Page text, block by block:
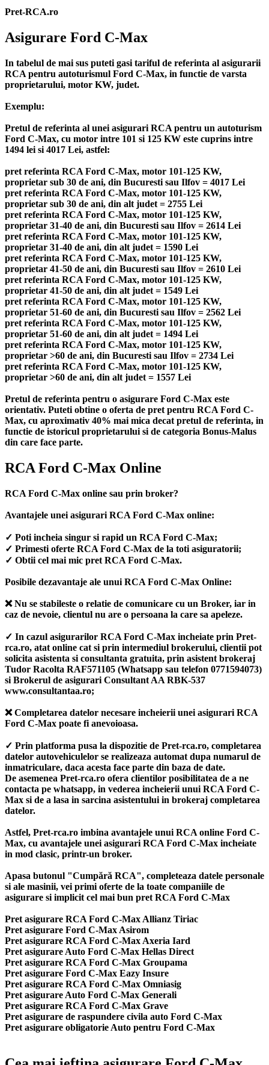
Pret-RCA.ro
Asigurare Ford C-Max
In tabelul de mai sus puteti gasi tariful de referinta al asigurarii
RCA pentru autoturismul Ford C-Max, in functie de varsta
proprietarului, motor KW, judet.
Exemplu:
Pretul de referinta al unei asigurari RCA pentru un autoturism
Ford C-Max, cu motor intre 101 si 125 KW este cuprins intre
1494 lei si 4017 Lei, astfel:
pret referinta RCA Ford C-Max, motor 101-125 KW,
proprietar sub 30 de ani, din Bucuresti sau Ilfov = 4017 Lei
pret referinta RCA Ford C-Max, motor 101-125 KW,
proprietar sub 30 de ani, din alt judet = 2755 Lei
pret referinta RCA Ford C-Max, motor 101-125 KW,
proprietar 31-40 de ani, din Bucuresti sau Ilfov = 2614 Lei
pret referinta RCA Ford C-Max, motor 101-125 KW,
proprietar 31-40 de ani, din alt judet = 1590 Lei
pret referinta RCA Ford C-Max, motor 101-125 KW,
proprietar 41-50 de ani, din Bucuresti sau Ilfov = 2610 Lei
pret referinta RCA Ford C-Max, motor 101-125 KW,
proprietar 41-50 de ani, din alt judet = 1549 Lei
pret referinta RCA Ford C-Max, motor 101-125 KW,
proprietar 51-60 de ani, din Bucuresti sau Ilfov = 2562 Lei
pret referinta RCA Ford C-Max, motor 101-125 KW,
proprietar 51-60 de ani, din alt judet = 1494 Lei
pret referinta RCA Ford C-Max, motor 101-125 KW,
proprietar >60 de ani, din Bucuresti sau Ilfov = 2734 Lei
pret referinta RCA Ford C-Max, motor 101-125 KW,
proprietar >60 de ani, din alt judet = 1557 Lei
Pretul de referinta pentru o asigurare Ford C-Max este
orientativ. Puteti obtine o oferta de pret pentru RCA Ford C-
Max, cu aproximativ 40% mai mica decat pretul de referinta, in
functie de istoricul proprietarului si de categoria Bonus-Malus
din care face parte.
RCA Ford C-Max Online
RCA Ford C-Max online sau prin broker?
Avantajele unei asigurari RCA Ford C-Max online:
✓ Poti incheia singur si rapid un RCA Ford C-Max;
✓ Primesti oferte RCA Ford C-Max de la toti asiguratorii;
✓ Obtii cel mai mic pret RCA Ford C-Max.
Posibile dezavantaje ale unui RCA Ford C-Max Online:
❌ Nu se stabileste o relatie de comunicare cu un Broker, iar in
caz de nevoie, clientul nu are o persoana la care sa apeleze.
✓ In cazul asigurarilor RCA Ford C-Max incheiate prin Pret-
rca.ro, atat online cat si prin intermediul brokerului, clientii pot
solicita asistenta si consultanta gratuita, prin asistent brokeraj
Tudor Racolta RAF571105 (Whatsapp sau telefon 0771594073)
si Brokerul de asigurari Consultant AA RBK-537
www.consultantaa.ro;
❌ Completarea datelor necesare incheierii unei asigurari RCA
Ford C-Max poate fi anevoioasa.
✓ Prin platforma pusa la dispozitie de Pret-rca.ro, completarea
datelor autovehiculelor se realizeaza automat dupa numarul de
inmatriculare, daca acesta face parte din baza de date.
De asemenea Pret-rca.ro ofera clientilor posibilitatea de a ne
contacta pe whatsapp, in vederea incheierii unui RCA Ford C-
Max si de a lasa in sarcina asistentului in brokeraj completarea
datelor.
Astfel, Pret-rca.ro imbina avantajele unui RCA online Ford C-
Max, cu avantajele unei asigurari RCA Ford C-Max incheiate
in mod clasic, printr-un broker.
Apasa butonul "Cumpără RCA", completeaza datele personale
si ale masinii, vei primi oferte de la toate companiile de
asigurare si implicit cel mai bun pret RCA Ford C-Max
Pret asigurare RCA Ford C-Max Allianz Tiriac
Pret asigurare Ford C-Max Asirom
Pret asigurare RCA Ford C-Max Axeria Iard
Pret asigurare Auto Ford C-Max Hellas Direct
Pret asigurare RCA Ford C-Max Groupama
Pret asigurare Ford C-Max Eazy Insure
Pret asigurare RCA Ford C-Max Omniasig
Pret asigurare Auto Ford C-Max Generali
Pret asigurare RCA Ford C-Max Grave
Pret asigurare de raspundere civila auto Ford C-Max
Pret asigurare obligatorie Auto pentru Ford C-Max